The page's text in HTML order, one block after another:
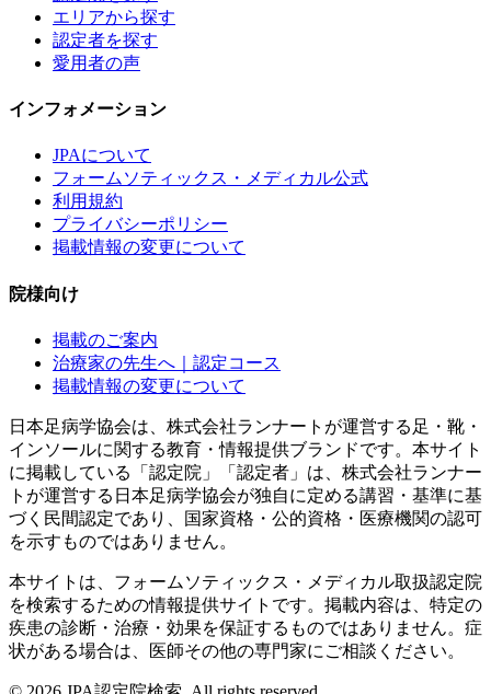
エリアから探す
認定者を探す
愛用者の声
インフォメーション
JPAについて
フォームソティックス・メディカル公式
利用規約
プライバシーポリシー
掲載情報の変更について
院様向け
掲載のご案内
治療家の先生へ｜認定コース
掲載情報の変更について
日本足病学協会は、株式会社ランナートが運営する足・靴・
インソールに関する教育・情報提供ブランドです。本サイト
に掲載している「認定院」「認定者」は、株式会社ランナー
トが運営する日本足病学協会が独自に定める講習・基準に基
づく民間認定であり、国家資格・公的資格・医療機関の認可
を示すものではありません。
本サイトは、フォームソティックス・メディカル取扱認定院
を検索するための情報提供サイトです。掲載内容は、特定の
疾患の診断・治療・効果を保証するものではありません。症
状がある場合は、医師その他の専門家にご相談ください。